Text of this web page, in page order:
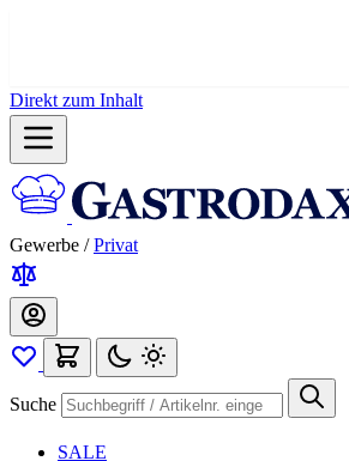
Direkt zum Inhalt
Gewerbe / Privat
Suche
SALE